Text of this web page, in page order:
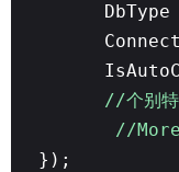
//个别特
//
});